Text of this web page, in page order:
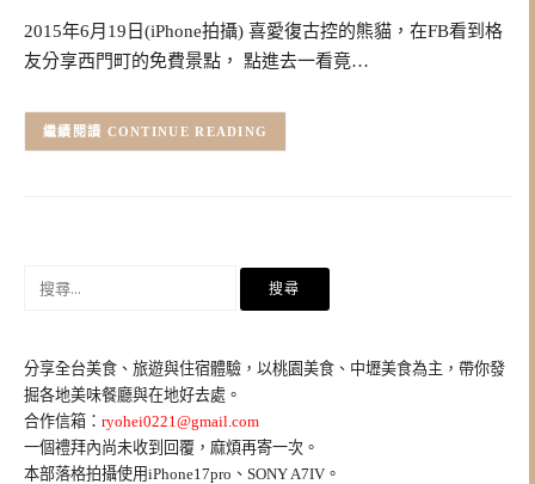
2015年6月19日(iPhone拍攝) 喜愛復古控的熊貓，在FB看到格
友分享西門町的免費景點， 點進去一看竟…
CONTINUE READING
字:
分享全台美食、旅遊與住宿體驗，以桃園美食、中壢美食為主，帶你發
掘各地美味餐廳與在地好去處。
合作信箱： ryohei0221@gmail.com
一個禮拜內尚未收到回覆，麻煩再寄一次。
本部落格拍攝使用iPhone17pro、SONY A7IV。